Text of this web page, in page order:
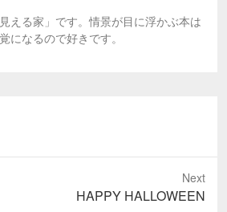
える家」です。情景が目に浮かぶ本は
になるので好きです。
Next
HAPPY HALLOWEEN